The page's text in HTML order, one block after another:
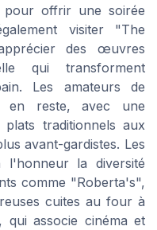
pour offrir une soirée
visiter "The
des œuvres
qui transforment
Les amateurs de
en reste, avec une
traditionnels aux
avant-gardistes. Les
l'honneur la diversité
comme "Roberta's",
cuites au four à
qui associe cinéma et